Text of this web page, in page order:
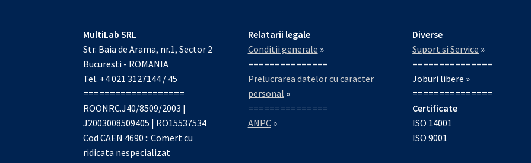
MultiLab SRL
Str. Baia de Arama, nr.1, Sector 2
Bucuresti - ROMANIA
Tel. +4 021 3127144 / 45
===================
ROONRC.J40/8509/2003 |
J2003008509405 | RO15537534
Cod CAEN 4690 :: Comert cu
ridicata nespecializat
Relatarii legale
Conditii generale »
===============
Prelucrarea datelor cu caracter
personal »
===============
ANPC»
Diverse
Suport si Service »
===============
Joburi libere »
===============
Certificate
ISO 14001
ISO 9001